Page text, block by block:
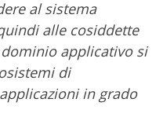
al sistema
alle cosiddette
applicativo si
di
in grado